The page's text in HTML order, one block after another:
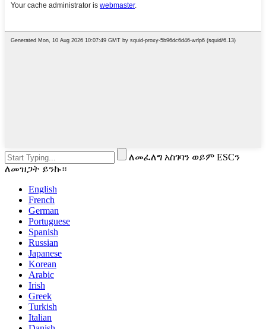
ለመፈለግ አስገባን ወይም ESCን
ለመዝጋት ይንኩ።
English
French
German
Portuguese
Spanish
Russian
Japanese
Korean
Arabic
Irish
Greek
Turkish
Italian